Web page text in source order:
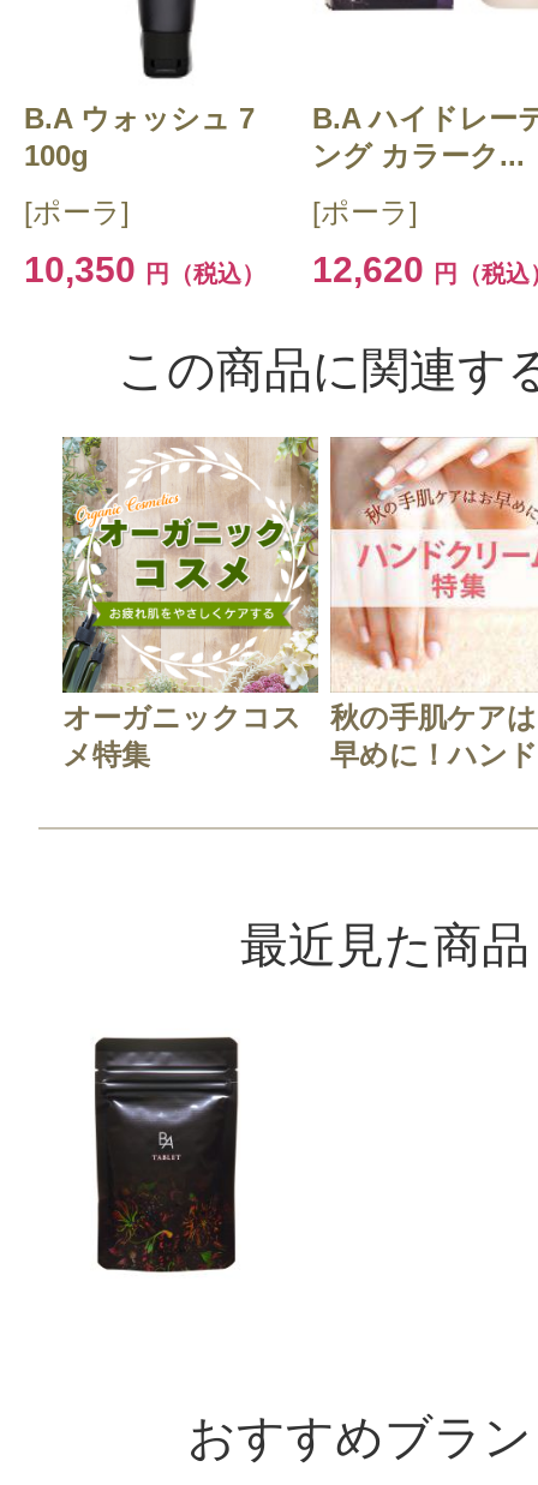
B.A ウォッシュ 7
100g
[ポーラ]
10,350 円（税込）
B.A ハイドレー
ング カラーク...
[ポーラ]
12,620 円（税込
この商品に関連す
オーガニックコス
メ特集
秋の手肌ケア
早めに！ハン
最近見た商品
おすすめブラ